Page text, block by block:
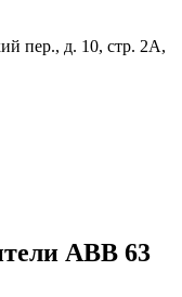
пер., д. 10, стр. 2А,
ABB 63